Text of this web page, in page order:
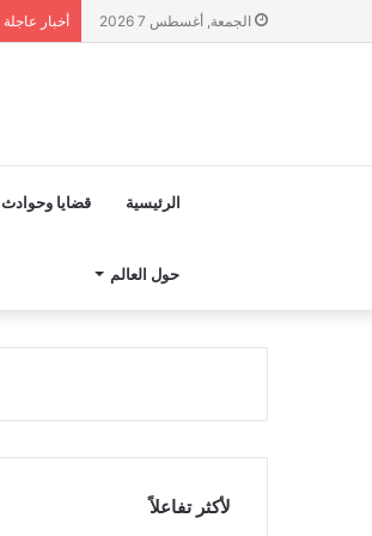
الجمعة, أغسطس 7 2026 أخبار عاجلة
الرئيسية قضايا وحوادث
حول العالم
لأكثر تفاعلاً